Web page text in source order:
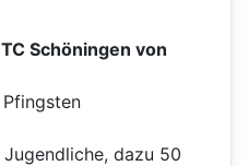
Schöningen von
dazu 50